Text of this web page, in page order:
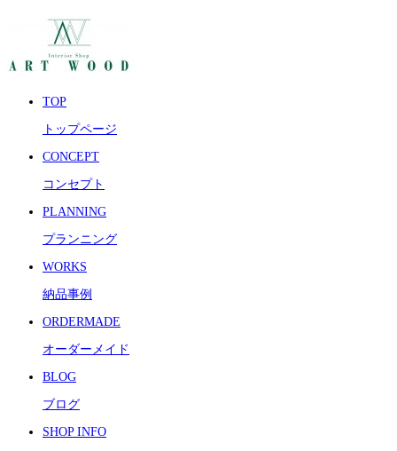
TOP
トップページ
CONCEPT
コンセプト
PLANNING
プランニング
WORKS
納品事例
ORDERMADE
オーダーメイド
BLOG
ブログ
SHOP INFO